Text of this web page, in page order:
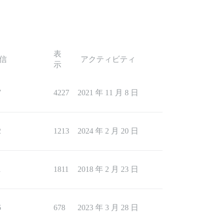
表
示
アクティビティ
4227 2021 年 11 月 8 日
1213 2024 年 2 月 20 日
1811 2018 年 2 月 23 日
678 2023 年 3 月 28 日